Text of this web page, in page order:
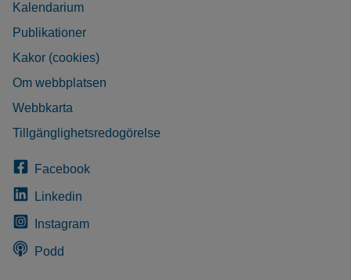
Kalendarium
Publikationer
Kakor (cookies)
Om webbplatsen
Webbkarta
Tillgänglighetsredogörelse
Facebook
Linkedin
Instagram
Podd